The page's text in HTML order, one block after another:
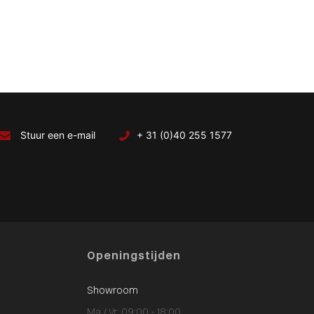
Stuur een e-mail + 31 (0)40 255 1577
Openingstijden
Showroom